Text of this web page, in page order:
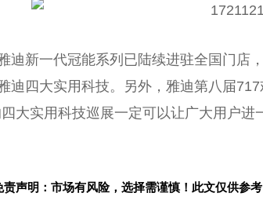
迪新一代冠能系列已陆续进驻全国门店
迪四大实用科技。另外，雅迪第八届
四大实用科技巡展一定可以让广大用户
责声明：市场有风险，选择需谨慎！此文仅供参考